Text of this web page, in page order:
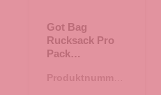
Got Bag
Rucksack Pro
Pack
marlin
Produktnummer: